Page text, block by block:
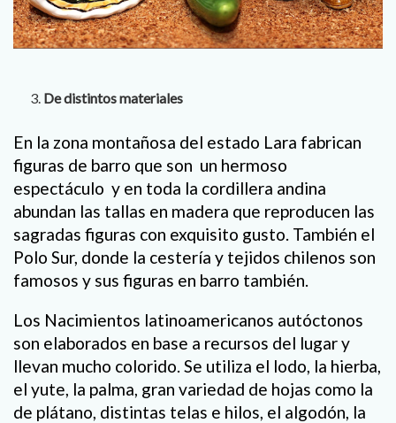
De distintos materiales
En la zona montañosa del estado Lara fabrican
figuras de barro que son un hermoso
espectáculo y en toda la cordillera andina
abundan las tallas en madera que reproducen las
sagradas figuras con exquisito gusto. También el
Polo Sur, donde la cestería y tejidos chilenos son
famosos y sus figuras en barro también.
Los Nacimientos latinoamericanos autóctonos
son elaborados en base a recursos del lugar y
llevan mucho colorido. Se utiliza el lodo, la hierba,
el yute, la palma, gran variedad de hojas como la
de plátano, distintas telas e hilos, el algodón, la